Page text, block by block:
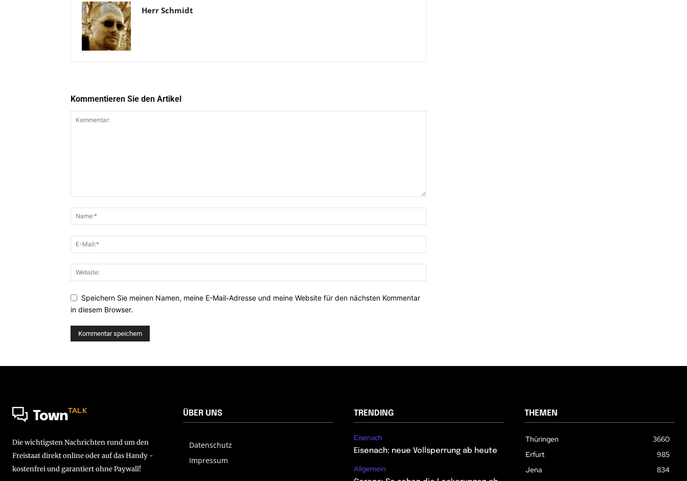
Herr Schmidt
Kommentieren Sie den Artikel
Speichern Sie meinen Namen, meine E-Mail-Adresse und meine Website für den nächsten Kommentar
in diesem Browser.
TownTALK
Die wichtigsten Nachrichten rund um den
Freistaat direkt online oder auf das Handy -
kostenfrei und garantiert ohne Paywall!
ÜBER UNS
Datenschutz
Impressum
TRENDING
Eisenach
Eisenach: neue Vollsperrung ab heute
Allgemein
THEMEN
Thüringen
3660
Erfurt
985
Jena
834